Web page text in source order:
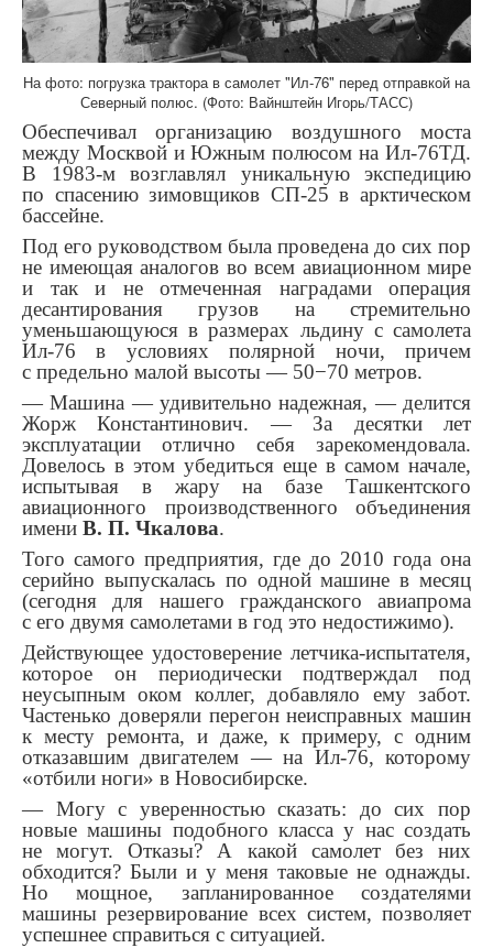
На фото: погрузка трактора в самолет "Ил-76" перед отправкой на
Северный полюс. (Фото: Вайнштейн Игорь/ТАСС)
Обеспечивал организацию воздушного моста
между Москвой и Южным полюсом на Ил-76ТД.
В 1983-м возглавлял уникальную экспедицию
по спасению зимовщиков СП-25 в арктическом
бассейне.
Под его руководством была проведена до сих пор
не имеющая аналогов во всем авиационном мире
и так и не отмеченная наградами операция
десантирования грузов на стремительно
уменьшающуюся в размерах льдину с самолета
Ил-76 в условиях полярной ночи, причем
с предельно малой высоты — 50−70 метров.
— Машина — удивительно надежная, — делится
Жорж Константинович. — За десятки лет
эксплуатации отлично себя зарекомендовала.
Довелось в этом убедиться еще в самом начале,
испытывая в жару на базе Ташкентского
авиационного производственного объединения
имени В. П. Чкалова.
Того самого предприятия, где до 2010 года она
серийно выпускалась по одной машине в месяц
(сегодня для нашего гражданского авиапрома
с его двумя самолетами в год это недостижимо).
Действующее удостоверение летчика-испытателя,
которое он периодически подтверждал под
неусыпным оком коллег, добавляло ему забот.
Частенько доверяли перегон неисправных машин
к месту ремонта, и даже, к примеру, с одним
отказавшим двигателем — на Ил-76, которому
«отбили ноги» в Новосибирске.
— Могу с уверенностью сказать: до сих пор
новые машины подобного класса у нас создать
не могут. Отказы? А какой самолет без них
обходится? Были и у меня таковые не однажды.
Но мощное, запланированное создателями
машины резервирование всех систем, позволяет
успешнее справиться с ситуацией.